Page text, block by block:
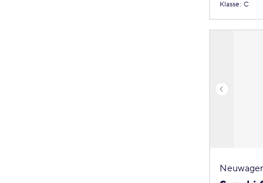
Klasse: C